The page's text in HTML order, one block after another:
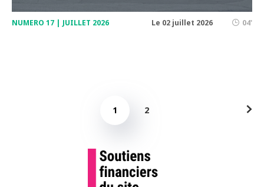
NUMERO 17 | JUILLET 2026 Le 02 juillet 2026 04'
1 2